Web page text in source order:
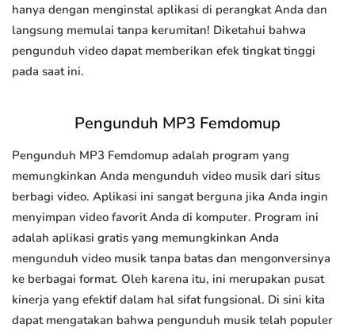
hanya dengan menginstal aplikasi di perangkat Anda dan
langsung memulai tanpa kerumitan! Diketahui bahwa
pengunduh video dapat memberikan efek tingkat tinggi
pada saat ini.
Pengunduh MP3 Femdomup
Pengunduh MP3 Femdomup adalah program yang
memungkinkan Anda mengunduh video musik dari situs
berbagi video. Aplikasi ini sangat berguna jika Anda ingin
menyimpan video favorit Anda di komputer. Program ini
adalah aplikasi gratis yang memungkinkan Anda
mengunduh video musik tanpa batas dan mengonversinya
ke berbagai format. Oleh karena itu, ini merupakan pusat
kinerja yang efektif dalam hal sifat fungsional. Di sini kita
dapat mengatakan bahwa pengunduh musik telah populer